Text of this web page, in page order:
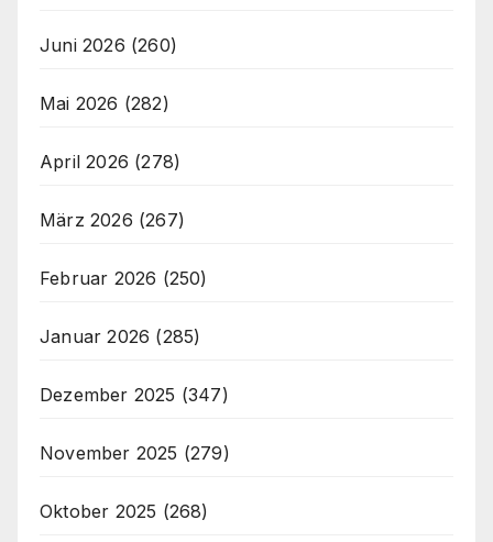
Juni 2026 (260)
Mai 2026 (282)
April 2026 (278)
März 2026 (267)
Februar 2026 (250)
Januar 2026 (285)
Dezember 2025 (347)
November 2025 (279)
Oktober 2025 (268)